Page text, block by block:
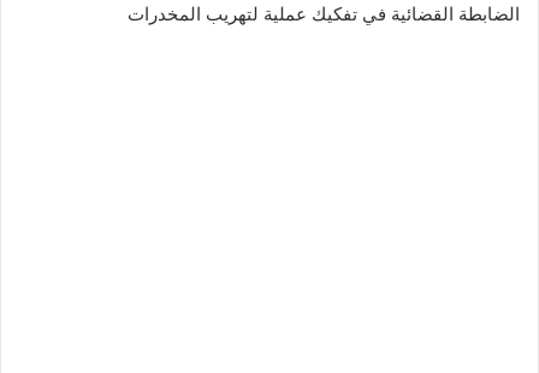
الضابطة القضائية في تفكيك عملية لتهريب المخدرات